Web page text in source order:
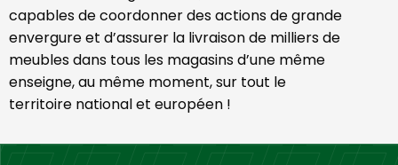
capables de coordonner des actions de grande
envergure et d’assurer la livraison de milliers de
meubles dans tous les magasins d’une même
enseigne, au même moment, sur tout le
territoire national et européen !